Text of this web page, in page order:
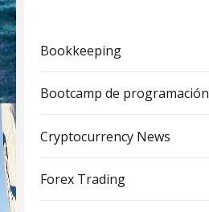
Bookkeeping
Bootcamp de programación
Cryptocurrency News
Forex Trading